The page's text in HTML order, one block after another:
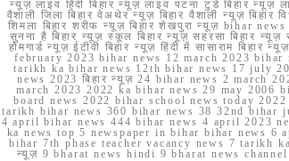
न्यूज़ लाइव हिंदी बिहार न्यूज़ लाइव पटना टुडे बिहार
वैशाली जिला बिहार वेअथेर न्यूज़ बिहार वैशाली न्यूज़ बिहार
शिमला बिहार शरीफ न्यूज़ बिहार शेखपुरा न्यूज़ bihar news
सुनना है बिहार न्यूज़ स्कूल बिहार न्यूज़ सहरसा बिहार न्यूज़
होमगार्ड न्यूज़ ईटीवी बिहार न्यूज़ हिंदी में सासाराम
february 2023 bihar news 12 march 2023
tarikh ka bihar news 12th bihar news 17 july
news 2023 बिहार न्यूज़ 24 bihar news 2 march
march 2023 2022 ka bihar news 29 may 2006
board news 2022 bihar school news today
tarikh bihar news 360 bihar news 38 32nd bihar
4 april bihar news 444 bihar news 4 april 2023
ka news top 5 newspaper in bihar bihar news 6
bihar 7th phase teacher vacancy news 7 tarikh
न्यूज़ 9 bharat news hindi 9 bharat news